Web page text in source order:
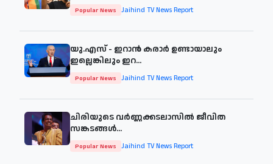
Popular News Jaihind TV News Report
യു.എസ് - ഇറാൻ കരാർ ഉണ്ടായാലും
ഇല്ലെങ്കിലും ഇറ...
Popular News Jaihind TV News Report
ചിരിയുടെ വര്‍ണ്ണക്കടലാസില്‍ ജീവിത
സങ്കടങ്ങള്‍...
Popular News Jaihind TV News Report